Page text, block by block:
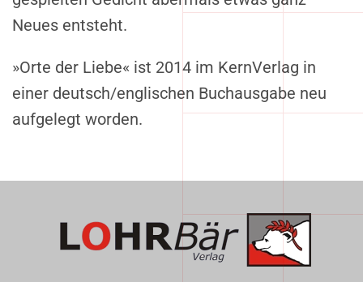
Neues entsteht.
»Orte der Liebe« ist 2014 im KernVerlag in
einer deutsch/englischen Buchausgabe neu
aufgelegt worden.